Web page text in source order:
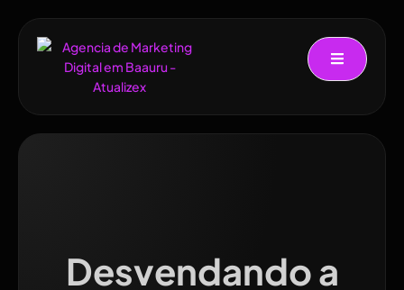
Desvendando a